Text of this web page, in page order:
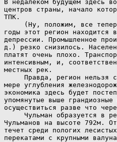
В недалеком будущем здесь
центров страны, начало
ТПК.
(Ну, положим, все
годы этот регион находится
депрессии. Промышленное
д.) резко снизилось.
платят очень плохо.
интенсивным, и,
местных рек.
Правда, регион нельзя
мере углубления
экономика здесь будет
упомянутые выше
осуществиться разве что
Чульман образуется в
Чульманов на высоте 792м.
течет среди пологих
перекатами с крупными